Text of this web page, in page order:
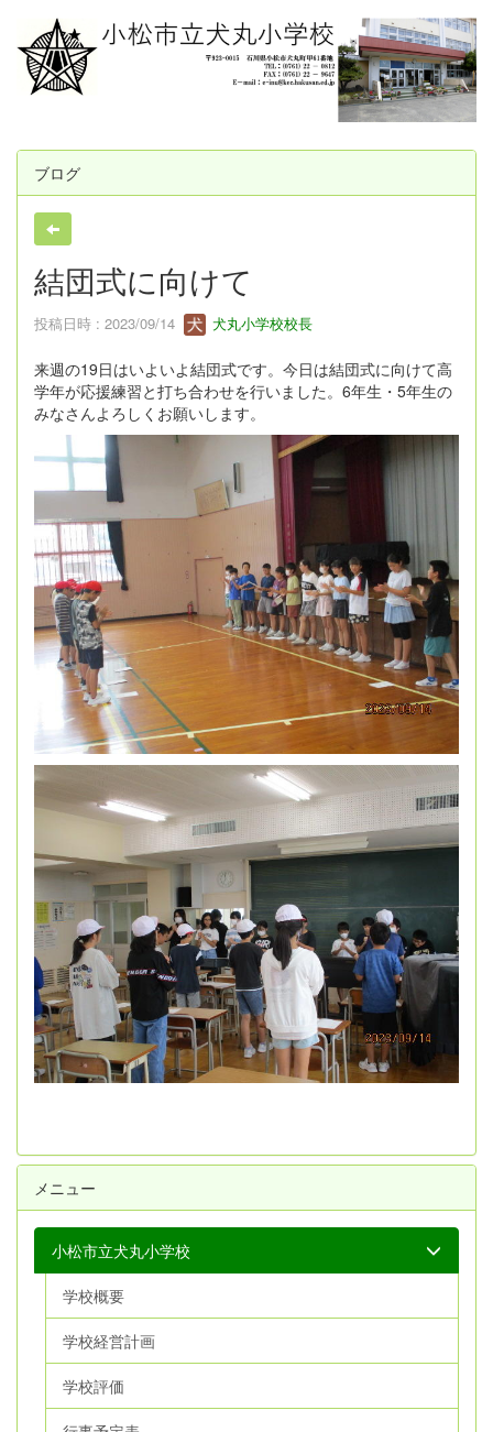
ブログ
結団式に向けて
投稿日時 : 2023/09/14 犬丸小学校校長
来週の19日はいよいよ結団式です。今日は結団式に向けて高
学年が応援練習と打ち合わせを行いました。6年生・5年生の
みなさんよろしくお願いします。
メニュー
小松市立犬丸小学校
学校概要
学校経営計画
学校評価